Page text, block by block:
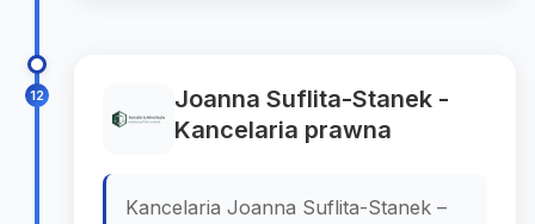
12
Joanna Suflita-Stanek -
Kancelaria prawna
Kancelaria Joanna Suflita-Stanek –